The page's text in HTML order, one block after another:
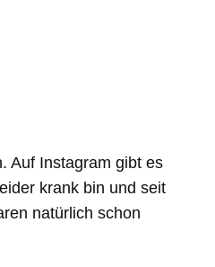
Auf Instagram gibt es
krank bin und seit
natürlich schon